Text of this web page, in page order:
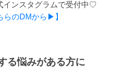
インスタグラムで受付中♡
らのDMから▶】
る悩みがある方に